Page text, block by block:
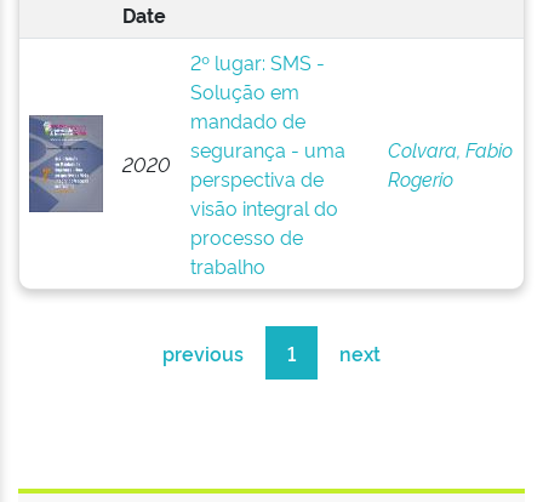
Date
2020
2º lugar: SMS -
Solução em
mandado de
segurança - uma
perspectiva de
visão integral do
processo de
trabalho
Colvara, Fabio
Rogerio
previous 1 next